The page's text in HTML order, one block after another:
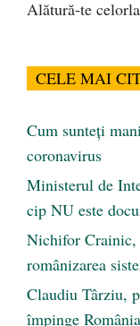
Alătură-te
CELE MAI
Cum sunteți
coronavirus
Ministerul de
cip NU este
Nichifor Crainic,
românizarea
Claudiu Târziu,
împinge